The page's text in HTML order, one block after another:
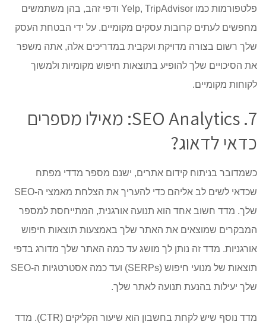
פלטפורמות כמו Yelp, TripAdvisor ודפי זהב, בהן משתמשים
מחפשים לעתים קרובות עסקים מקומיים. על ידי הבטחת העסק
שלך רשום בצורה מדויקת ועקבית במדריכים אלה, אתה משפר
את הסיכויים שלך להופיע בתוצאות חיפוש מקומיות ולמשוך
לקוחות מקומיים.
7. SEO Analytics: מאילו מספרים
כדאי לדאוג?
כשמדובר בניתוח קידום אתרים, ישנם מספר מדדי מפתח
שכדאי לשים לב אליהם כדי להעריך את הצלחת מאמצי ה-SEO
שלך. מדד חשוב אחד הוא תנועה אורגנית, המתייחסת למספר
המבקרים שמוצאים את האתר שלך באמצעות תוצאות חיפוש
אורגניות. מדד זה נותן לך מושג עד כמה האתר שלך מדורג בדפי
תוצאות של מנועי חיפוש (SERPs) ועד כמה אסטרטגיות ה-SEO
שלך יעילות בהנעת תנועה לאתר שלך.
מדד נוסף שיש לקחת בחשבון הוא שיעור הקליקים (CTR). מדד